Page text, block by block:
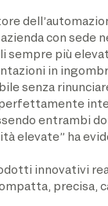
con sede
sempre più
in
senza
entrambi
elevate” ha
innovativi
precisa,